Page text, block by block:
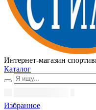
Интернет-магазин
Каталог
Избранное